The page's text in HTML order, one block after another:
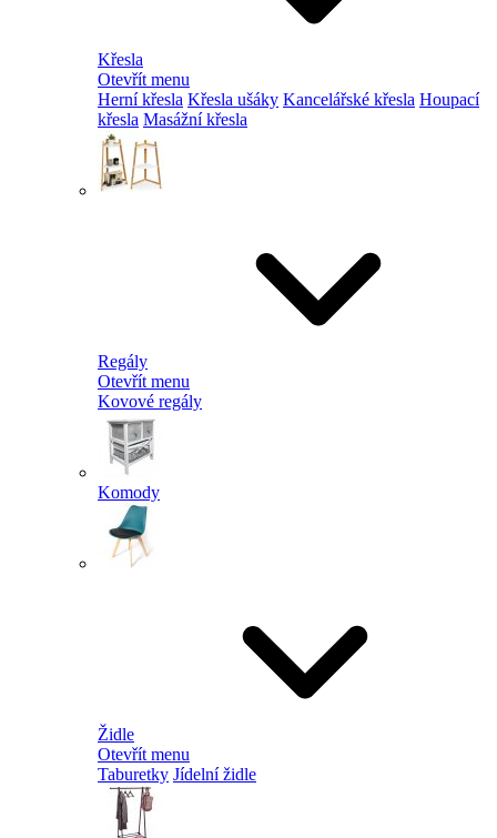
Křesla
Otevřít menu
Herní křesla Křesla ušáky Kancelářské křesla Houpací
křesla Masážní křesla
Regály
Otevřít menu
Kovové regály
Komody
Židle
Otevřít menu
Taburetky Jídelní židle